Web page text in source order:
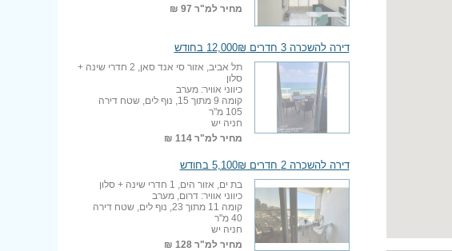
מחיר למ"ר 97 ₪
דירה להשכרה 3 חדרים 12,000₪ בחודש
תל אביב, אזור סי אנד סאן, 2 חדרי שינה +
סלון
כיווני אוויר: מערב
קומה 9 מתוך 15, נוף לים, שטח דירה
105 מ"ר
חניה יש
מחיר למ"ר114 ₪
דירה להשכרה 2 חדרים 5,100₪ בחודש
בת ים, אזור הים, 1 חדרי שינה + סלון
כיווני אוויר: דרום, מערב
קומה 11 מתוך 23, נוף לים, שטח דירה
40 מ"ר
חניה יש
מחיר למ"ר128 ₪